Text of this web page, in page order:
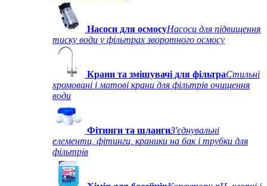
Насоси для осмосуНасоси для підвищення
тиску води у фільтрах зворотного осмосу
Крани та змішувачі для фільтраСтильні
хромовані і матові крани для фільтрів очищення
води
Фітинги та шлангиЗ'єднувальні
елементи, фітинги, краники на бак і трубки для
фільтрів